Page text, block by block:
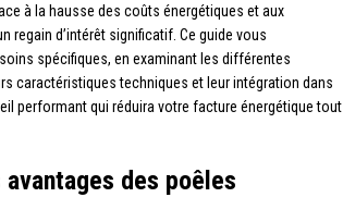
à la hausse des coûts énergétiques et aux
d’intérêt significatif. Ce guide vous
spécifiques, en examinant les différentes
caractéristiques techniques et leur intégration dans
performant qui réduira votre facture énergétique tout
des poêles